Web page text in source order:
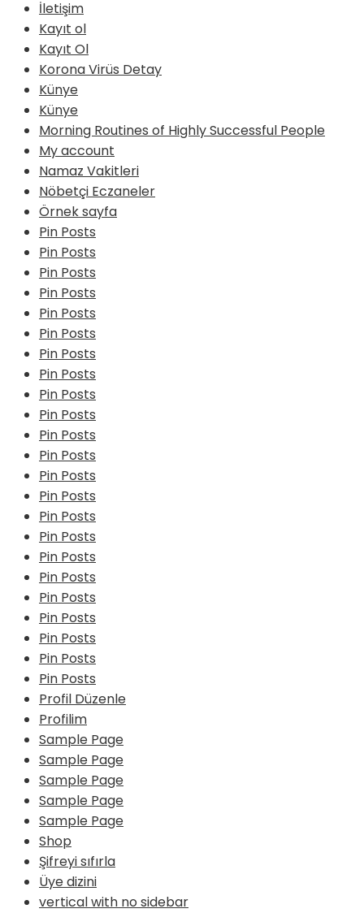
İletişim
Kayıt ol
Kayıt Ol
Korona Virüs Detay
Künye
Künye
Morning Routines of Highly Successful People
My account
Namaz Vakitleri
Nöbetçi Eczaneler
Örnek sayfa
Pin Posts
Pin Posts
Pin Posts
Pin Posts
Pin Posts
Pin Posts
Pin Posts
Pin Posts
Pin Posts
Pin Posts
Pin Posts
Pin Posts
Pin Posts
Pin Posts
Pin Posts
Pin Posts
Pin Posts
Pin Posts
Pin Posts
Pin Posts
Pin Posts
Pin Posts
Pin Posts
Profil Düzenle
Profilim
Sample Page
Sample Page
Sample Page
Sample Page
Sample Page
Shop
Şifreyi sıfırla
Üye dizini
vertical with no sidebar